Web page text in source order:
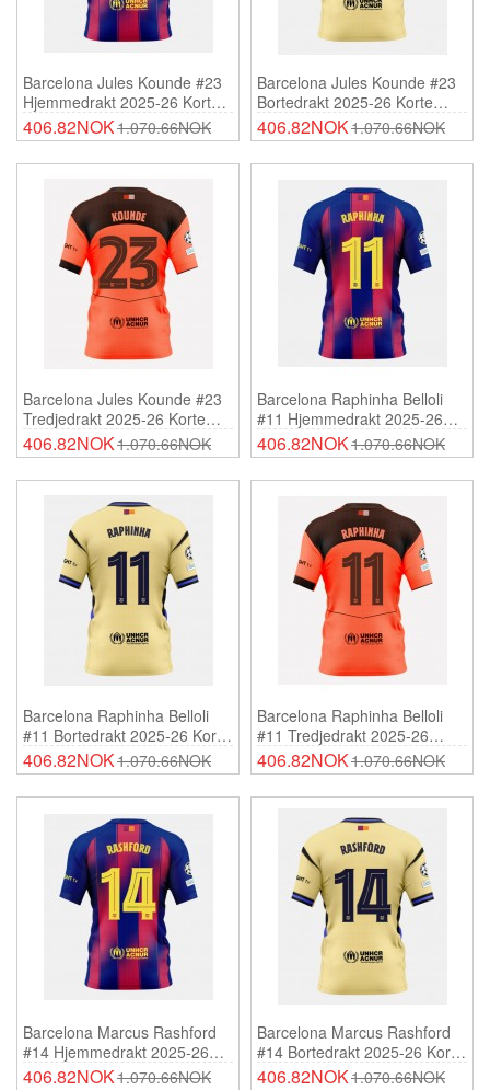
Barcelona Jules Kounde #23
Hjemmedrakt 2025-26 Korte
Ermer
406.82NOK1.070.66NOK
Barcelona Jules Kounde #23
Bortedrakt 2025-26 Korte
Ermer
406.82NOK1.070.66NOK
Barcelona Jules Kounde #23
Tredjedrakt 2025-26 Korte
Ermer
406.82NOK1.070.66NOK
Barcelona Raphinha Belloli
#11 Hjemmedrakt 2025-26
Korte Ermer
406.82NOK1.070.66NOK
Barcelona Raphinha Belloli
#11 Bortedrakt 2025-26 Korte
Ermer
406.82NOK1.070.66NOK
Barcelona Raphinha Belloli
#11 Tredjedrakt 2025-26
Korte Ermer
406.82NOK1.070.66NOK
Barcelona Marcus Rashford
#14 Hjemmedrakt 2025-26
Korte Ermer
406.82NOK1.070.66NOK
Barcelona Marcus Rashford
#14 Bortedrakt 2025-26 Korte
Ermer
406.82NOK1.070.66NOK